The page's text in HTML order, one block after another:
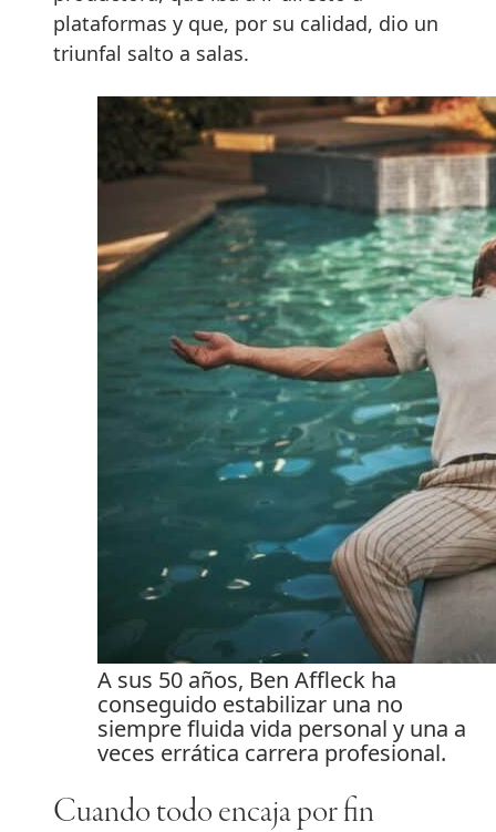
plataformas y que, por su calidad, dio un
triunfal salto a salas.
A sus 50 años, Ben Affleck ha
conseguido estabilizar una no
siempre fluida vida personal y una a
veces errática carrera profesional.
Cuando todo encaja por fin